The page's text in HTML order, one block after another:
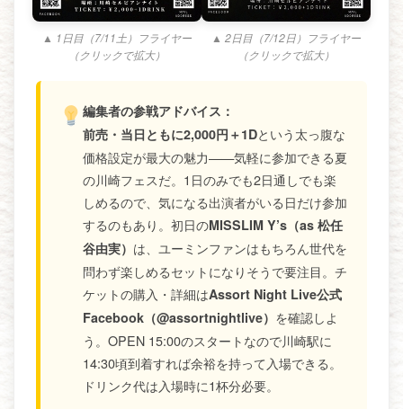
▲ 1日目（7/11土）フライヤー
（クリックで拡大）
▲ 2日目（7/12日）フライヤー
（クリックで拡大）
編集者の参戦アドバイス：
前売・当日ともに2,000円＋1Dという太っ腹な
価格設定が最大の魅力——気軽に参加できる夏
の川崎フェスだ。1日のみでも2日通しでも楽
しめるので、気になる出演者がいる日だけ参加
するのもあり。初日のMISSLIM Y’s（as 松任
谷由実） は、ユーミンファンはもちろん世代を
問わず楽しめるセットになりそうで要注目。チ
ケットの購入・詳細はAssort Night Live公式
Facebook（@assortnightlive） を確認しよ
う。OPEN 15:00のスタートなので川崎駅に
14:30頃到着すれば余裕を持って入場できる。
ドリンク代は入場時に1杯分必要。